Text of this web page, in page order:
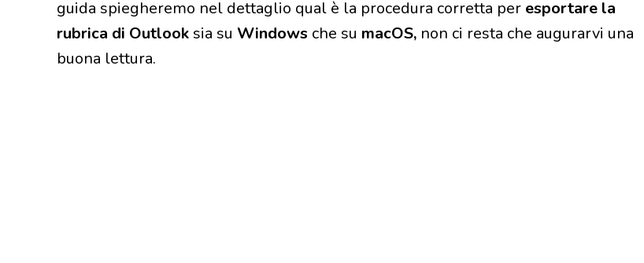
guida spiegheremo nel dettaglio qual è la procedura corretta per esportare la
rubrica di Outlook sia su Windows che su macOS, non ci resta che augurarvi una
buona lettura.